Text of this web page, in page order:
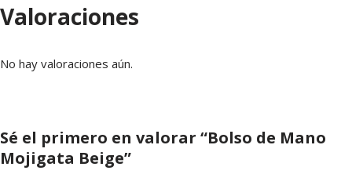
Valoraciones
No hay valoraciones aún.
Sé el primero en valorar “Bolso de Mano
Mojigata Beige”